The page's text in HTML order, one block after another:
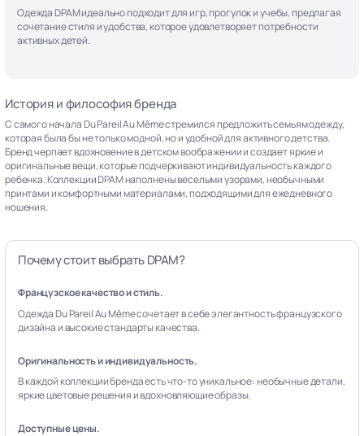
Одежда DPAM идеально подходит для игр, прогулок и учебы, предлагая
сочетание стиля и удобства, которое удовлетворяет потребности
активных детей.
История и философия бренда
С самого начала Du Pareil Au Même стремился предложить семьям одежду,
которая была бы не только модной, но и удобной для активного детства.
Бренд черпает вдохновение в детском воображении и создает яркие и
оригинальные вещи, которые подчеркивают индивидуальность каждого
ребенка. Коллекции DPAM наполнены веселыми узорами, необычными
принтами и комфортными материалами, подходящими для ежедневного
ношения.
Почему стоит выбрать DPAM?
Французское качество и стиль.
Одежда Du Pareil Au Même сочетает в себе элегантность французского
дизайна и высокие стандарты качества.
Оригинальность и индивидуальность.
В каждой коллекции бренда есть что-то уникальное: необычные детали,
яркие цветовые решения и вдохновляющие образы.
Доступные цены.